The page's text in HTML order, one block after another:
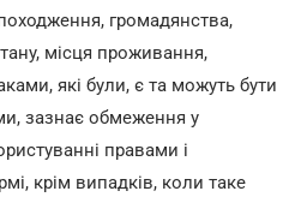
громадянства,
місця проживання,
які були, є та можуть бути
зазнає обмеження у
правами і
крім випадків, коли таке